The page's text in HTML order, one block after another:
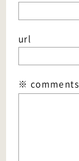
url
※ comments